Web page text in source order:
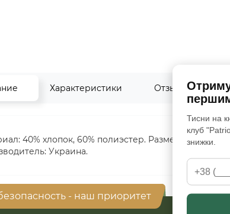
Характеристики Отзывы0
40% хлопок, 60% полиэстер. Размер:
Украина.
Тисни на
клуб
знижки.
- наш приоритет